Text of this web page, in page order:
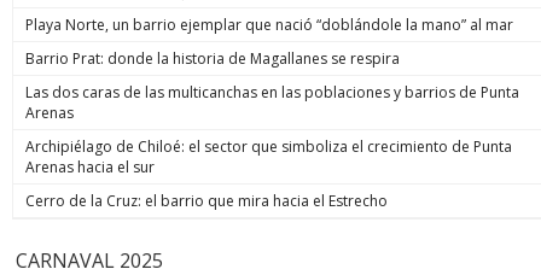
de estos
hoy está
todos los
anunció
Playa Norte, un barrio ejemplar que nació “doblándole la mano” al mar
Barrio Prat: donde la historia de Magallanes se respira
Las dos caras de las multicanchas en las poblaciones y barrios de Punta
Arenas
Archipiélago de Chiloé: el sector que simboliza el crecimiento de Punta
Arenas hacia el sur
Cerro de la Cruz: el barrio que mira hacia el Estrecho
CARNAVAL 2025